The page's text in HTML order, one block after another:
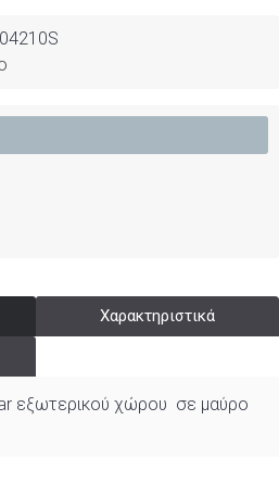
Χαρακτηριστικά
εξωτερικού χώρου σε μαύρο